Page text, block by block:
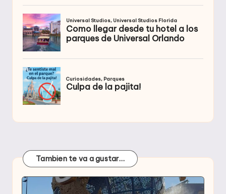
Tambien te va a gustar…